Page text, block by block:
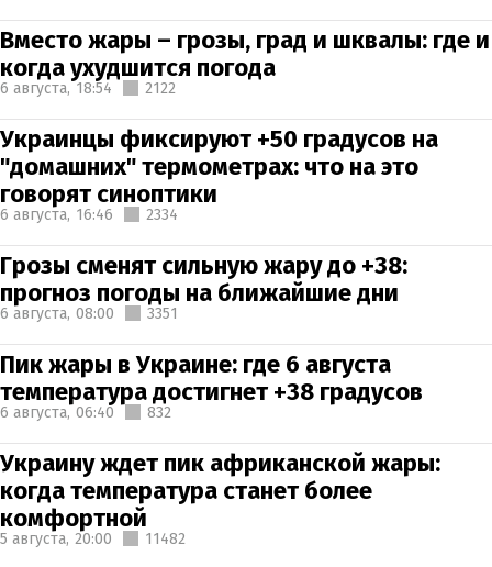
Вместо жары – грозы, град и шквалы: где и
когда ухудшится погода
6 августа, 18:54 2122
Украинцы фиксируют +50 градусов на
"домашних" термометрах: что на это
говорят синоптики
6 августа, 16:46 2334
Грозы сменят сильную жару до +38:
прогноз погоды на ближайшие дни
6 августа, 08:00 3351
Пик жары в Украине: где 6 августа
температура достигнет +38 градусов
6 августа, 06:40 832
Украину ждет пик африканской жары:
когда температура станет более
комфортной
5 августа, 20:00 11482